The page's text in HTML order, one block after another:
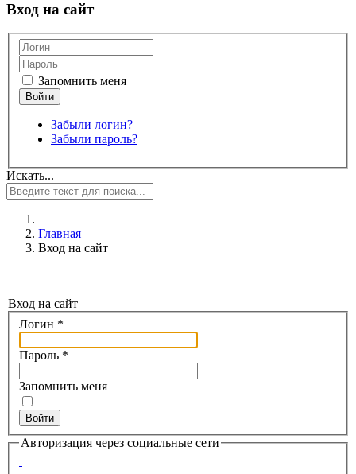
Вход на сайт
Запомнить меня
Забыли логин?
Забыли пароль?
Искать...
Главная
Вход на сайт
Вход на сайт
Логин *
Пароль *
Запомнить меня
Войти
Авторизация через социальные сети